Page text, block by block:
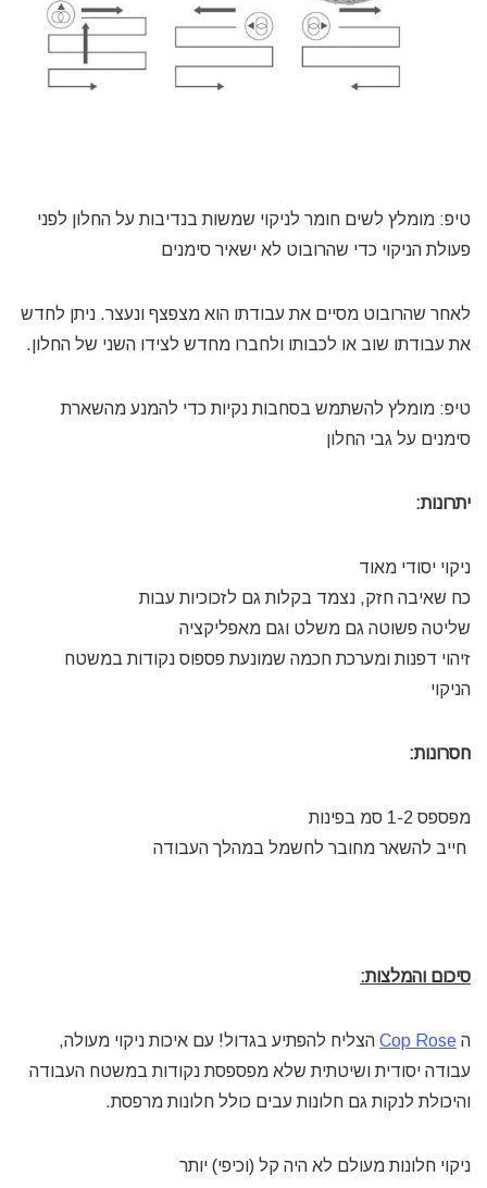
טיפ: מומלץ לשים חומר לניקוי שמשות בנדיבות על החלון לפני
פעולת הניקוי כדי שהרובוט לא ישאיר סימנים
לאחר שהרובוט מסיים את עבודתו הוא מצפצף ונעצר. ניתן לחדש
את עבודתו שוב או לכבותו ולחברו מחדש לצידו השני של החלון.
טיפ: מומלץ להשתמש בסחבות נקיות כדי להמנע מהשארת
סימנים על גבי החלון
יתרונות:
ניקוי יסודי מאוד
כח שאיבה חזק, נצמד בקלות גם לזכוכיות עבות
שליטה פשוטה גם משלט וגם מאפליקציה
זיהוי דפנות ומערכת חכמה שמונעת פספוס נקודות במשטח
הניקוי
חסרונות:
מפספס 1-2 סמ בפינות
חייב להשאר מחובר לחשמל במהלך העבודה
סיכום והמלצות:
ה Cop Rose הצליח להפתיע בגדול! עם איכות ניקוי מעולה,
עבודה יסודית ושיטתית שלא מפספסת נקודות במשטח העבודה
והיכולת לנקות גם חלונות עבים כולל חלונות מרפסת.
ניקוי חלונות מעולם לא היה קל (וכיפי) יותר